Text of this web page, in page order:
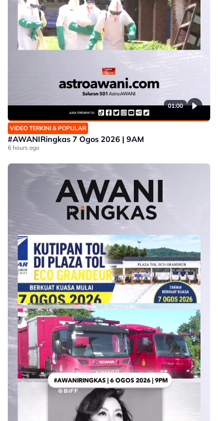
01:00
VIDEO TERKINI & POPULAR
#AWANIRingkas 7 Ogos 2026 | 9AM
6 hours ago